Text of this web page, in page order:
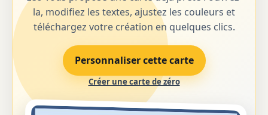
la, modifiez les textes, ajustez les couleurs et
téléchargez votre création en quelques clics.
Personnaliser cette carte
Créer une carte de zéro